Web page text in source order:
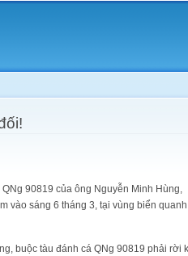
90819 của ông Nguyễn Minh Hùng,
vào sáng 6 tháng 3, tại vùng biển quanh
buộc tàu đánh cá QNg 90819 phải rời